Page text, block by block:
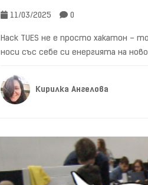
11/03/2025 0
Hack TUES не е просто хакатон –
носи със себе си енергията на
Кирилка Ангелова